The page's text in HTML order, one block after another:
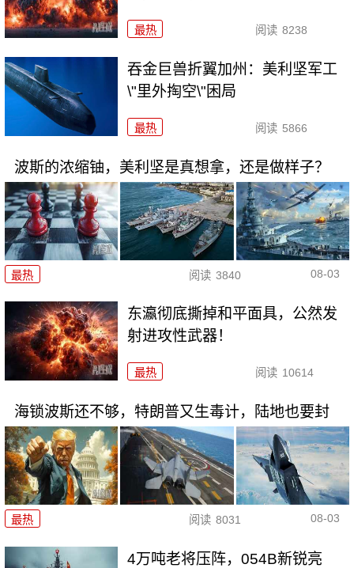
最热 阅读 8238
吞金巨兽折翼加州：美利坚军工
\"里外掏空\"困局
最热 阅读 5866
波斯的浓缩铀，美利坚是真想拿，还是做样子？
最热 阅读 3840 08-03
东瀛彻底撕掉和平面具，公然发
射进攻性武器！
最热 阅读 10614
海锁波斯还不够，特朗普又生毒计，陆地也要封
最热 阅读 8031 08-03
4万吨老将压阵，054B新锐亮